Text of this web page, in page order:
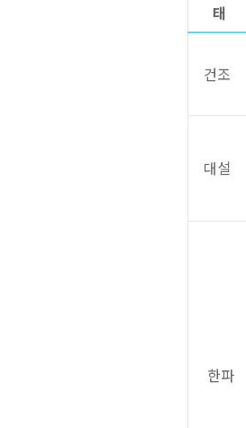
태
건조
대설
한파